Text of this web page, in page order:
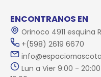
ENCONTRANOS EN
Orinoco 4911 esquina
+(598) 2619 6670
Lun a Vier 9:00 -